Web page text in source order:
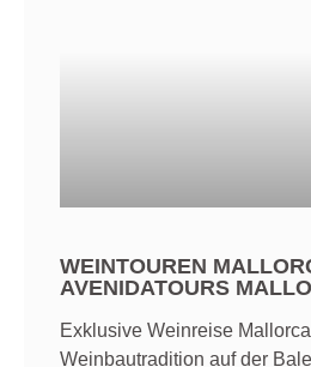
WEINTOUREN
AVENIDATOURS
Exklusive Weinreise
Weinbautradition auf der